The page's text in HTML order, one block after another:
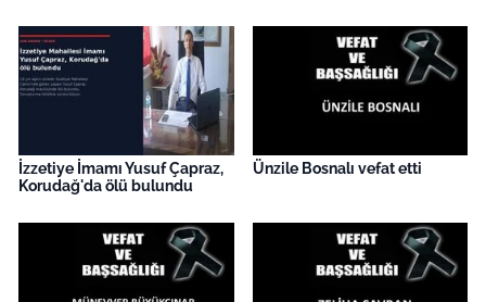
İzzetiye İmamı Yusuf Çapraz,
Korudağ'da ölü bulundu
Ünzile Bosnalı vefat etti
Genel-A
Gündem-Eğitim